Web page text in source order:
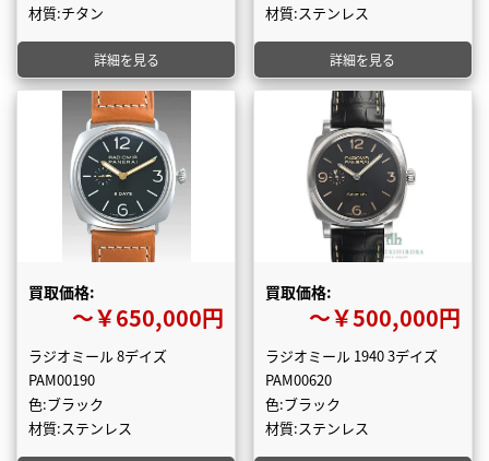
材質:チタン
詳細を見る
材質:ステンレス
詳細を見る
買取価格:
〜￥650,000円
ラジオミール 8デイズ
PAM00190
色:ブラック
材質:ステンレス
買取価格:
〜￥500,000円
ラジオミール 1940 3デイズ
PAM00620
色:ブラック
材質:ステンレス